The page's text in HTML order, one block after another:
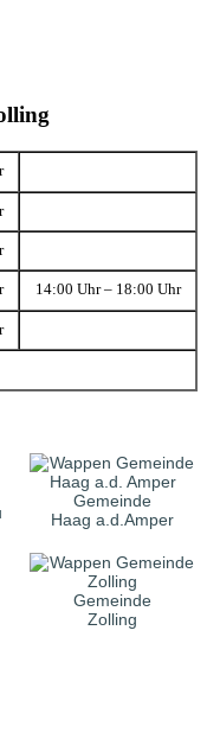
14:00 Uhr – 18:00 Uhr
Gemeinde
Haag a.d.Amper
Gemeinde
Zolling